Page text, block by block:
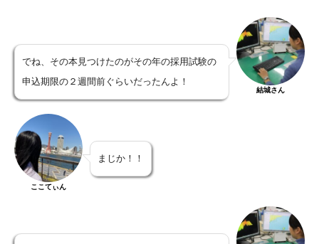
でね、その本見つけたのがその年の採用試験の
申込期限の２週間前ぐらいだったんよ！
結城さん
ここてぃん
まじか！！